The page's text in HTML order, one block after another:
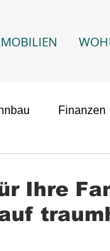
Finanzen
Ihre